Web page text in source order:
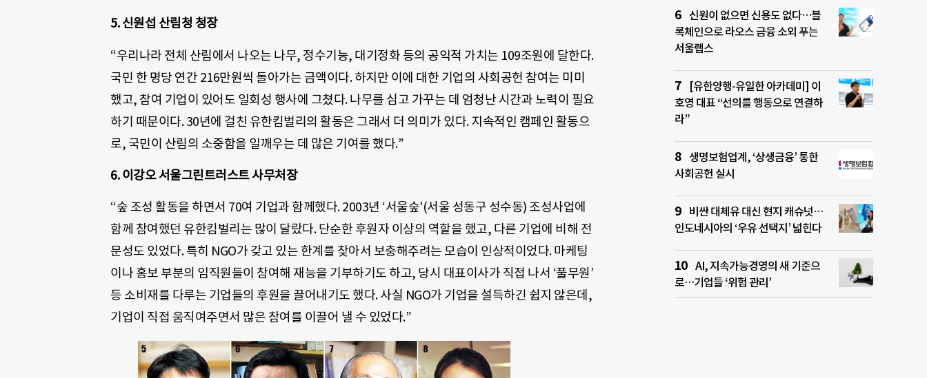
5. 신원섭 산림청 청장
“우리나라 전체 산림에서 나오는 나무, 정수기능, 대기정화 등의 공익적 가치는 109조원에 달한다.
국민 한 명당 연간 216만원씩 돌아가는 금액이다. 하지만 이에 대한 기업의 사회공헌 참여는 미미
했고, 참여 기업이 있어도 일회성 행사에 그쳤다. 나무를 심고 가꾸는 데 엄청난 시간과 노력이 필요
하기 때문이다. 30년에 걸친 유한킴벌리의 활동은 그래서 더 의미가 있다. 지속적인 캠페인 활동으
로, 국민이 산림의 소중함을 일깨우는 데 많은 기여를 했다.”
6. 이강오 서울그린트러스트 사무처장
“숲 조성 활동을 하면서 70여 기업과 함께했다. 2003년 ‘서울숲'(서울 성동구 성수동) 조성사업에
함께 참여했던 유한킴벌리는 많이 달랐다. 단순한 후원자 이상의 역할을 했고, 다른 기업에 비해 전
문성도 있었다. 특히 NGO가 갖고 있는 한계를 찾아서 보충해주려는 모습이 인상적이었다. 마케팅
이나 홍보 부분의 임직원들이 참여해 재능을 기부하기도 하고, 당시 대표이사가 직접 나서 ‘풀무원’
등 소비재를 다루는 기업들의 후원을 끌어내기도 했다. 사실 NGO가 기업을 설득하긴 쉽지 않은데,
기업이 직접 움직여주면서 많은 참여를 이끌어 낼 수 있었다.”
신원이 없으면 신용도 없다…블
록체인으로 라오스 금융 소외 푸는
서울랩스
[유한양행-유일한 아카데미] 이
호영 대표 “선의를 행동으로 연결하
라”
생명보험업계, ‘상생금융’ 통한
사회공헌 실시
비싼 대체유 대신 현지 캐슈넛…
인도네시아의 ‘우유 선택지’ 넓힌다
AI, 지속가능경영의 새 기준으
로…기업들 ‘위험 관리’